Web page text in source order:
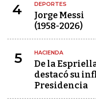
4 DEPORTES
Jorge Messi
(1958-2026)
5 HACIENDA
De la
destacó su
Presidencia